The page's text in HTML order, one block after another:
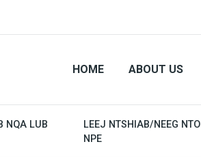
HOME ABOUT US
NQA LUB
LEEJ NTSHIAB/NEEG NTO
NPE